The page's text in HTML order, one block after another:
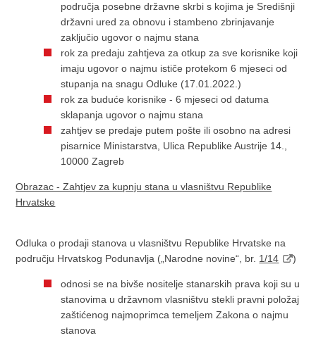
područja posebne državne skrbi s kojima je Središnji
državni ured za obnovu i stambeno zbrinjavanje
zaključio ugovor o najmu stana
rok za predaju zahtjeva za otkup za sve korisnike koji
imaju ugovor o najmu ističe protekom 6 mjeseci od
stupanja na snagu Odluke (17.01.2022.)
rok za buduće korisnike - 6 mjeseci od datuma
sklapanja ugovor o najmu stana
zahtjev se predaje putem pošte ili osobno na adresi
pisarnice Ministarstva, Ulica Republike Austrije 14.,
10000 Zagreb
Obrazac - Zahtjev za kupnju stana u vlasništvu Republike
Hrvatske
Odluka o prodaji stanova u vlasništvu Republike Hrvatske na
području Hrvatskog Podunavlja („Narodne novine“, br. 1/14 )
odnosi se na bivše nositelje stanarskih prava koji su u
stanovima u državnom vlasništvu stekli pravni položaj
zaštićenog najmoprimca temeljem Zakona o najmu
stanova